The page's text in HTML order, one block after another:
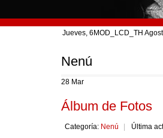
Jueves, 6MOD_LCD_TH
Nenú
28 Mar
Álbum de Fotos
Categoría: Nenú Última